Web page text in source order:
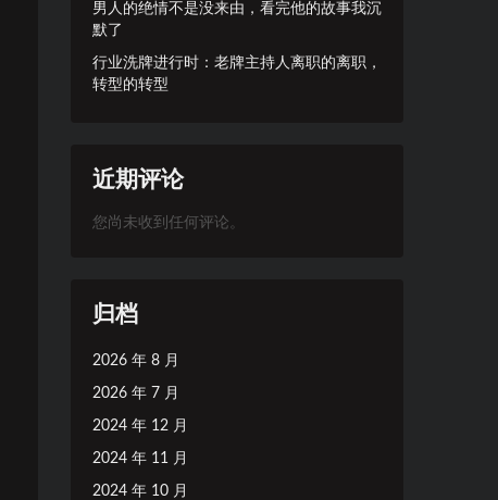
男人的绝情不是没来由，看完他的故事我沉
默了
行业洗牌进行时：老牌主持人离职的离职，
转型的转型
近期评论
您尚未收到任何评论。
归档
2026 年 8 月
2026 年 7 月
2024 年 12 月
2024 年 11 月
2024 年 10 月